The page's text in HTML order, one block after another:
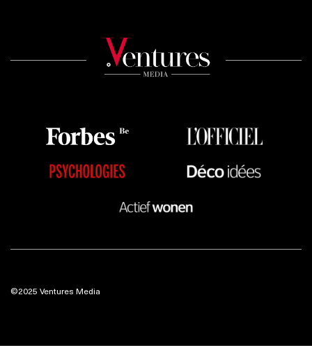
©2025 Ventures Media